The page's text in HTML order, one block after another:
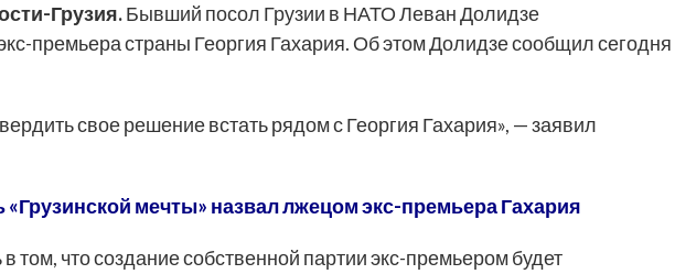
Грузия.Бывший посол Грузии в НАТО Леван Долидзе
премьера страны Георгия Гахария. Об этом Долидзе сообщил сегодня
свое решение встать рядом с Георгия Гахария», — заявил
мечты» назвал лжецом экс-премьера Гахария
том, что создание собственной партии экс-премьером будет